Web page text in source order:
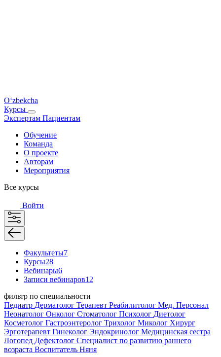
O‘zbekcha
Курсы
Экспертам Пациентам
Обучение
Команда
О проекте
Авторам
Мероприятия
Все курсы
Войти
Факультеты7
Курсы28
Вебинары6
Записи вебинаров12
фильтр по специальности
Педиатр Дерматолог Терапевт Реабилитолог Мед. Персонал
Неонатолог Онколог Стоматолог Психолог Диетолог
Косметолог Гастроэнтеролог Трихолог Миколог Хирург
Эрготерапевт Гинеколог Эндокринолог Медицинская сестра
Логопед Дефектолог Специалист по развитию раннего
возраста Воспитатель Няня